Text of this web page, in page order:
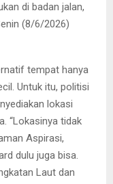
di badan jalan,
(8/6/2026)
tempat hanya
Untuk itu, politisi
lokasi
“Lokasinya tidak
Aspirasi,
dulu juga bisa.
Laut dan